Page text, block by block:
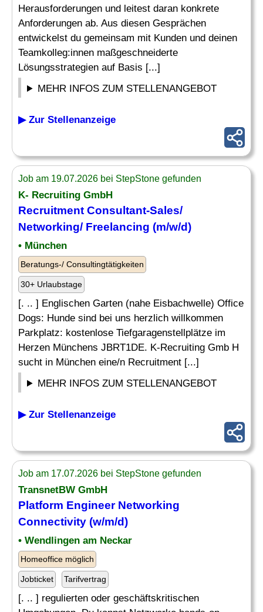
Herausforderungen und leitest daran konkrete
Anforderungen ab. Aus diesen Gesprächen
entwickelst du gemeinsam mit Kunden und deinen
Teamkolleg:innen maßgeschneiderte
Lösungsstrategien auf Basis [...]
MEHR INFOS ZUM STELLENANGEBOT
▶ Zur Stellenanzeige
Job am 19.07.2026 bei StepStone gefunden
K- Recruiting GmbH
Recruitment Consultant-Sales/
Networking/ Freelancing (m/w/d)
• München
Beratungs-/ Consultingtätigkeiten
30+ Urlaubstage
[. .. ] Englischen Garten (nahe Eisbachwelle) Office
Dogs: Hunde sind bei uns herzlich willkommen
Parkplatz: kostenlose Tiefgaragenstellplätze im
Herzen Münchens JBRT1DE. K-Recruiting Gmb H
sucht in München eine/n Recruitment [...]
MEHR INFOS ZUM STELLENANGEBOT
▶ Zur Stellenanzeige
Job am 17.07.2026 bei StepStone gefunden
TransnetBW GmbH
Platform Engineer Networking
Connectivity (w/m/d)
• Wendlingen am Neckar
Homeoffice möglich
Jobticket Tarifvertrag
[. .. ] regulierten oder geschäftskritischen